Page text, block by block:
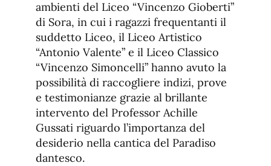
ambienti del Liceo “Vincenzo Gioberti”
di Sora, in cui i ragazzi frequentanti il
suddetto Liceo, il Liceo Artistico
“Antonio Valente” e il Liceo Classico
“Vincenzo Simoncelli” hanno avuto la
possibilità di raccogliere indizi, prove
e testimonianze grazie al brillante
intervento del Professor Achille
Gussati riguardo l’importanza del
desiderio nella cantica del Paradiso
dantesco.